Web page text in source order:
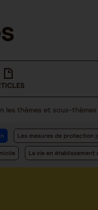
les thèmes et sous-
La vie en établissement
Les mesures de protection